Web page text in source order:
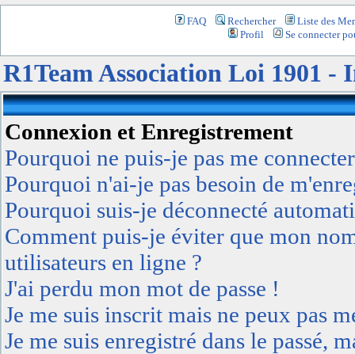
FAQ Rechercher
Liste des
Profil
Se connecter
R1Team Association Loi 1901 -
Connexion et Enregistrement
Pourquoi ne puis-je pas me
Pourquoi n'ai-je pas besoin de
Pourquoi suis-je déconnecté
Comment puis-je éviter que mon
utilisateurs en ligne ?
J'ai perdu mon mot de passe !
Je me suis inscrit mais ne peux pas
Je me suis enregistré dans le passé,